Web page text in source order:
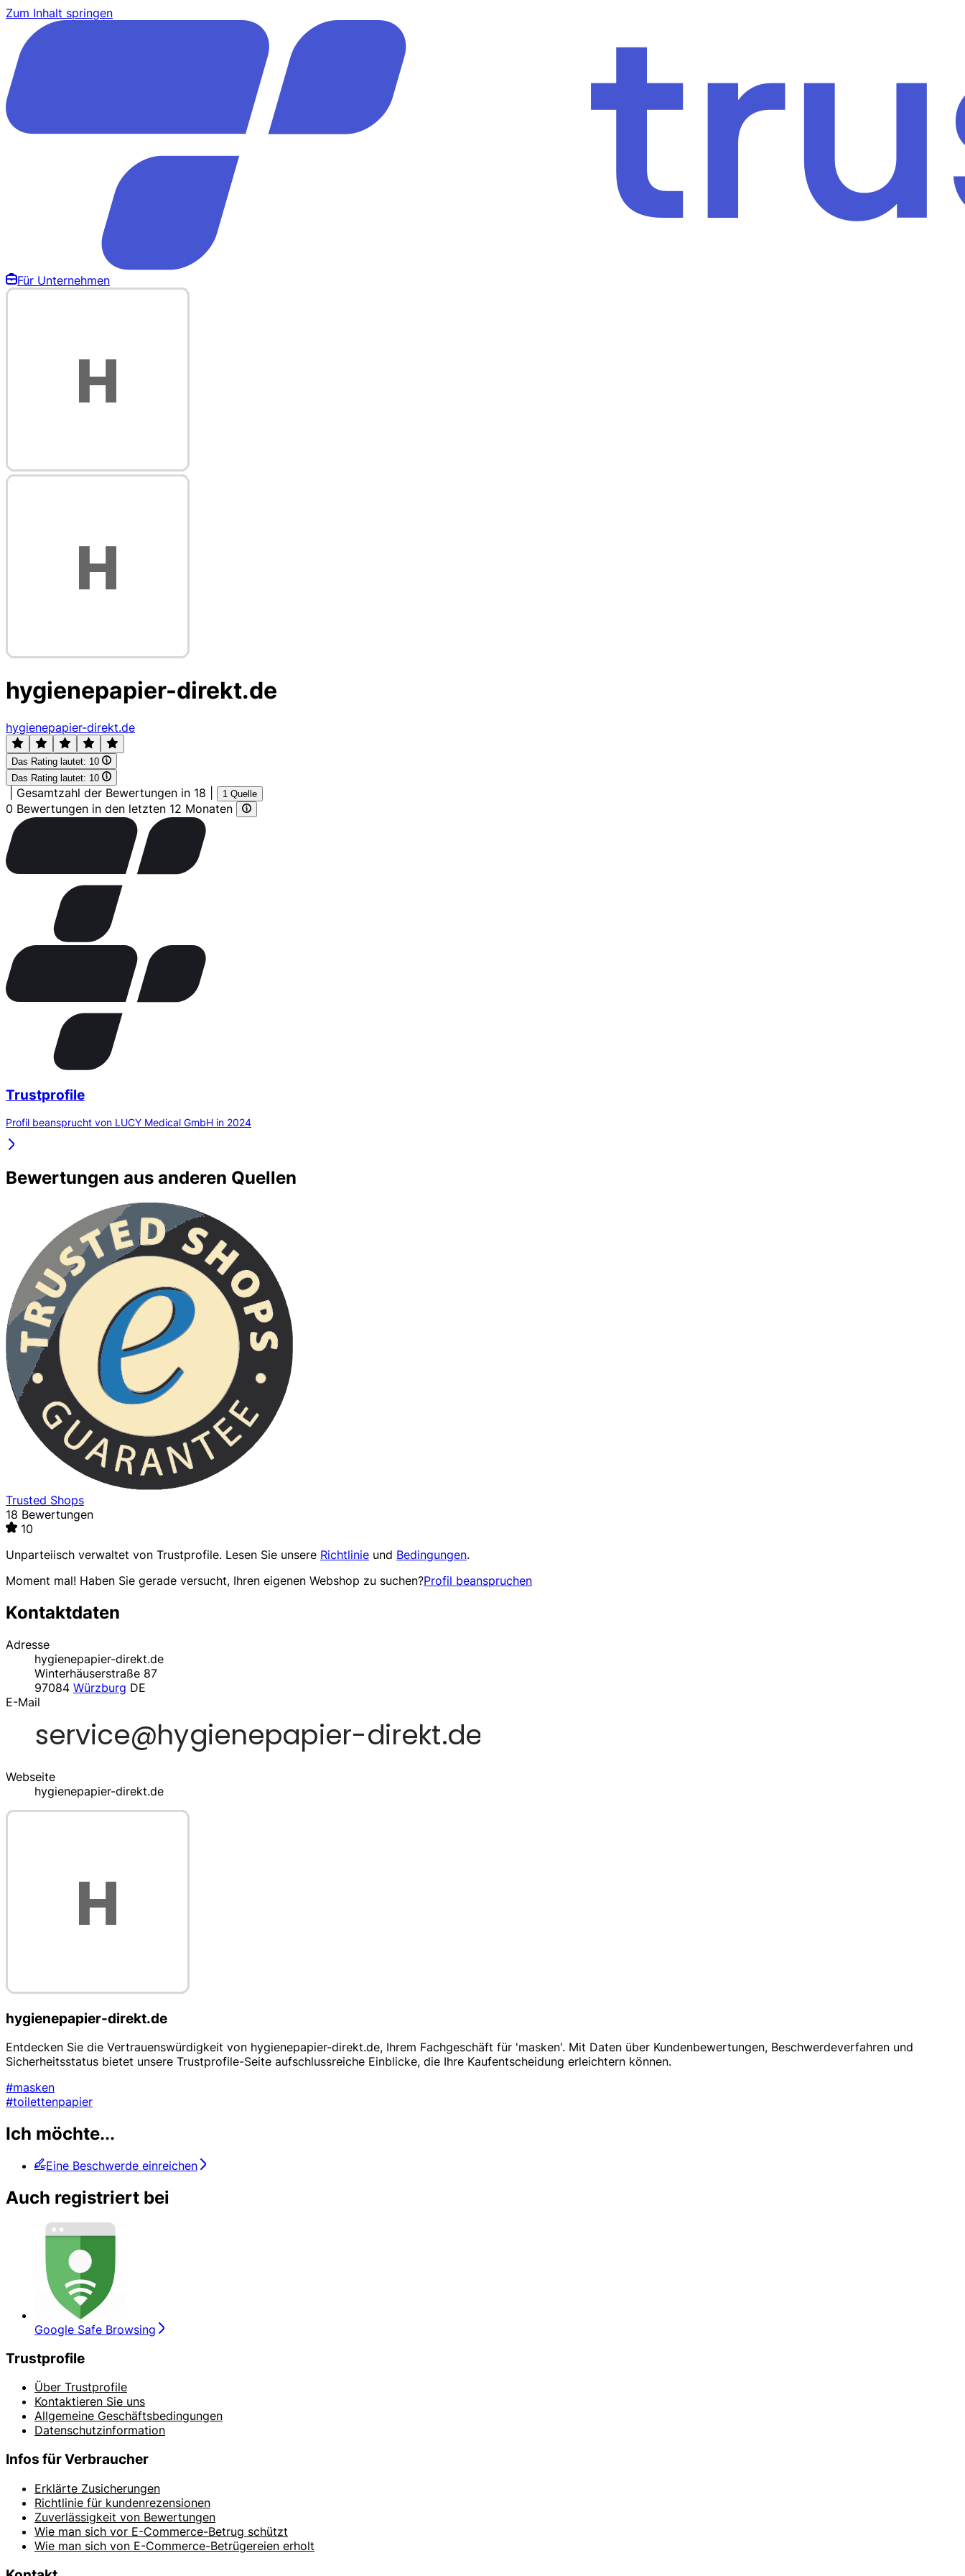
Zum Inhalt springen
Für Unternehmen
hygienepapier-direkt.de
hygienepapier-direkt.de
Das Rating lautet: 10
Das Rating lautet: 10
Gesamtzahl der Bewertungen in 18 1 Quelle
0 Bewertungen in den letzten 12 Monaten
Trustprofile
Profil beansprucht von LUCY Medical GmbH in 2024
Bewertungen aus anderen Quellen
Trusted Shops
18 Bewertungen
10
Unparteiisch verwaltet von Trustprofile. Lesen Sie unsere Richtlinie und Bedingungen.
Moment mal! Haben Sie gerade versucht, Ihren eigenen Webshop zu suchen?Profil beanspruchen
Kontaktdaten
Adresse
hygienepapier-direkt.de
Winterhäuserstraße 87
97084 Würzburg DE
E-Mail
Webseite
hygienepapier-direkt.de
hygienepapier-direkt.de
Entdecken Sie die Vertrauenswürdigkeit von hygienepapier-direkt.de, Ihrem Fachgeschäft für 'masken'. Mit Daten über Kundenbewertungen, Beschwerdeverfahren und
Sicherheitsstatus bietet unsere Trustprofile-Seite aufschlussreiche Einblicke, die Ihre Kaufentscheidung erleichtern können.
#masken
#toilettenpapier
Ich möchte...
Eine Beschwerde einreichen
Auch registriert bei
Google Safe Browsing
Trustprofile
Über Trustprofile
Kontaktieren Sie uns
Allgemeine Geschäftsbedingungen
Datenschutzinformation
Infos für Verbraucher
Erklärte Zusicherungen
Richtlinie für kundenrezensionen
Zuverlässigkeit von Bewertungen
Wie man sich vor E-Commerce-Betrug schützt
Wie man sich von E-Commerce-Betrügereien erholt